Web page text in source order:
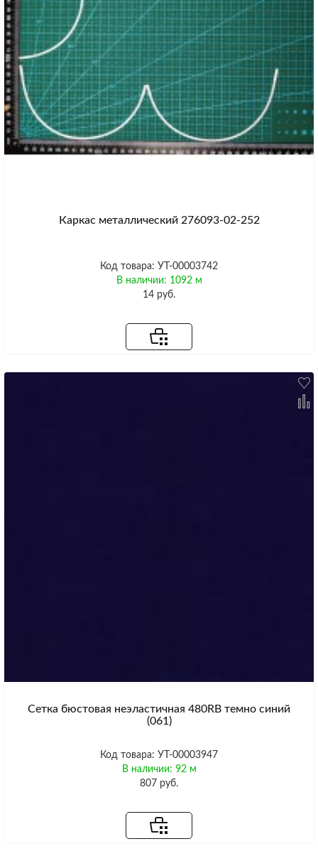
Каркас металлический 276093-02-252
Код товара: УТ-00003742
В наличии: 1092 м
14 руб.
Сетка бюстовая неэластичная 480RB темно синий
(061)
Код товара: УТ-00003947
В наличии: 92 м
807 руб.